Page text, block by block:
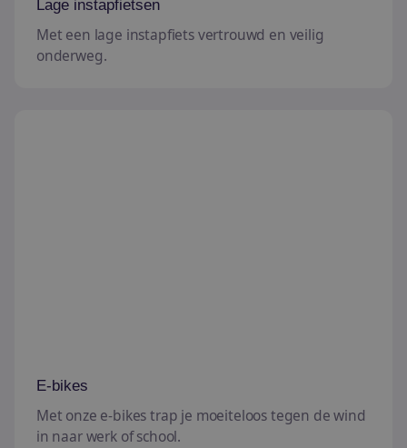
Lage instapfietsen
Met een lage instapfiets vertrouwd en veilig
onderweg.
E-bikes
Met onze e-bikes trap je moeiteloos tegen de wind
in naar werk of school.